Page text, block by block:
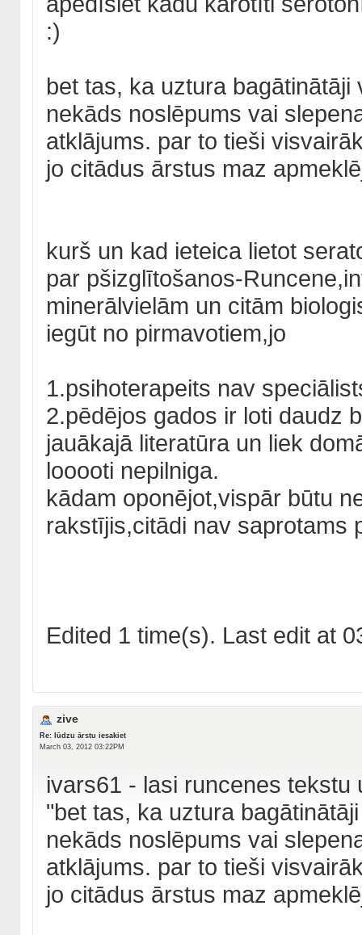
:)
bet tas, ka uztura
nekāds noslēpums vai
atklājums. par to tieši
jo citādus ārstus maz
kurš un kad ieteica lietot
par pšizglītošanos-
minerālvielām un citām
iegūt no pirmavotiem,jo
1.psihoterapeits nav
2.pēdējos gados ir loti daudz
jauākajā literatūra un liek
looooti nepilniga.
kādam oponējot,vispār būtu
rakstījis,citādi nav saprotams
Edited 1 time(s). Last edit at
zive
Re: lūdzu ārstu iesakiet
March 03, 2012 03:22PM
ivars61 - lasi runcenes tekstu
"bet tas, ka uztura
nekāds noslēpums vai
atklājums. par to tieši
jo citādus ārstus maz